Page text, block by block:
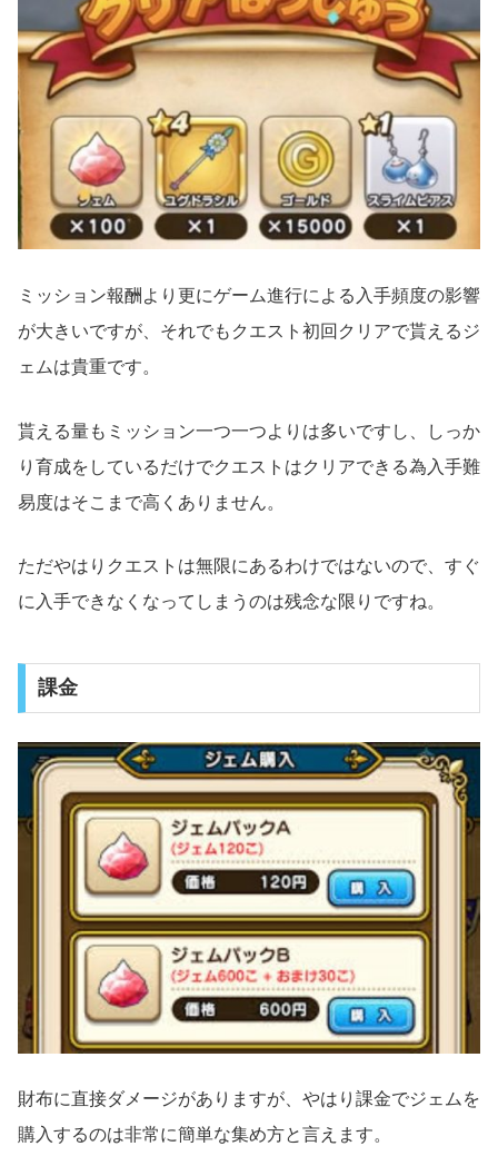
ミッション報酬より更にゲーム進行による入手頻度の影響
が大きいですが、それでもクエスト初回クリアで貰えるジ
ェムは貴重です。
貰える量もミッション一つ一つよりは多いですし、しっか
り育成をしているだけでクエストはクリアできる為入手難
易度はそこまで高くありません。
ただやはりクエストは無限にあるわけではないので、すぐ
に入手できなくなってしまうのは残念な限りですね。
課金
財布に直接ダメージがありますが、やはり課金でジェムを
購入するのは非常に簡単な集め方と言えます。